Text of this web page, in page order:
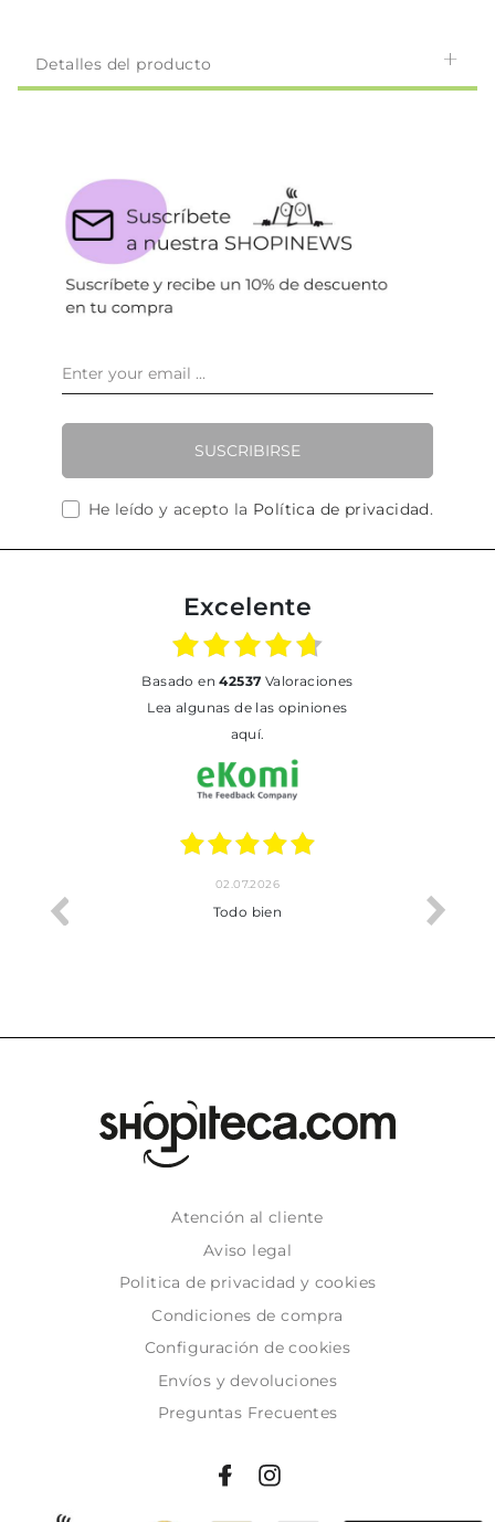
Detalles del producto
SUSCRIBIRSE
He leído y acepto la Política de privacidad.
Excelente
basado en42537 Valoraciones
Lea algunas de las opiniones
aquí.
02.07.2026
Todo bien
Atención al cliente
Aviso legal
Politica de privacidad y cookies
Condiciones de compra
Configuración de cookies
Envíos y devoluciones
Preguntas Frecuentes